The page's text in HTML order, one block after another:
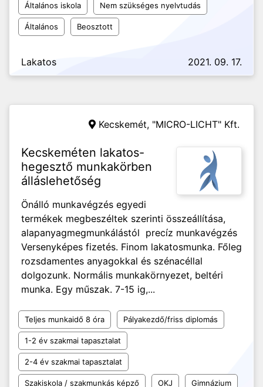
Általános iskola Nem szükséges nyelvtudás
Általános Beosztott
Lakatos 2021. 09. 17.
Kecskemét, "MICRO-LICHT" Kft.
Kecskeméten lakatos-
hegesztő munkakörben
álláslehetőség
Önálló munkavégzés egyedi
termékek megbeszéltek szerinti összeállítása,
alapanyagmegmunkálástól precíz munkavégzés
Versenyképes fizetés. Finom lakatosmunka. Főleg
rozsdamentes anyagokkal és szénacéllal
dolgozunk. Normális munkakörnyezet, beltéri
munka. Egy műszak. 7-15 ig,...
Teljes munkaidő 8 óra Pályakezdő/friss diplomás
1-2 év szakmai tapasztalat
2-4 év szakmai tapasztalat
Szakiskola / szakmunkás képző OKJ Gimnázium